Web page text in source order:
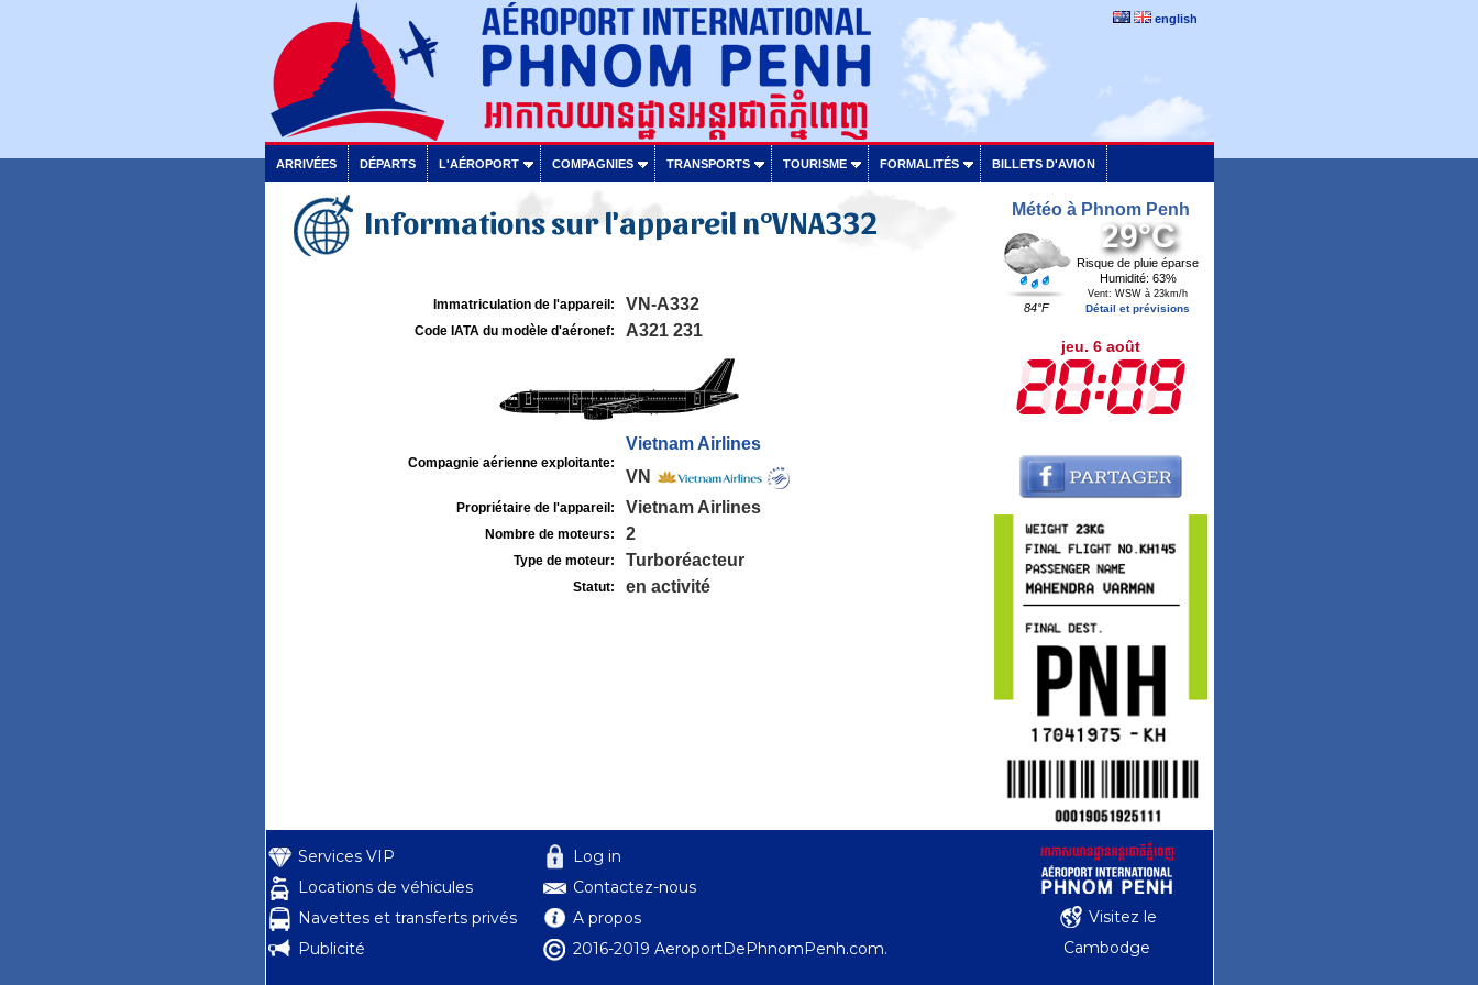
english
ARRIVÉES DÉPARTS L'AÉROPORT COMPAGNIES TRANSPORTS TOURISME FORMALITÉS BILLETS D'AVION
Informations sur l'appareil n°VNA332
Immatriculation de l'appareil: VN-A332
Code IATA du modèle d'aéronef: A321 231
Compagnie aérienne exploitante:
Vietnam Airlines
VN
Propriétaire de l'appareil: Vietnam Airlines
Nombre de moteurs: 2
Type de moteur: Turboréacteur
Statut: en activité
Météo à Phnom Penh
84°F
29°C
Risque de pluie éparse
Humidité: 63%
Vent: WSW à 23km/h
Détail et prévisions
jeu. 6 août
Services VIP
Locations de véhicules
Navettes et transferts privés
Publicité
Log in
Contactez-nous
A propos
2016-2019 AeroportDePhnomPenh.com.
Visitez le
Cambodge